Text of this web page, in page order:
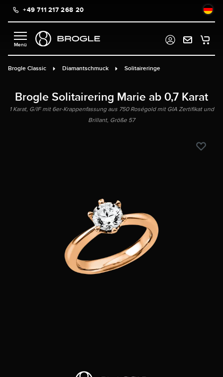
springen
+49 711 217 268 20
Brogle Classic Diamantschmuck Solitaireringe
Brogle Solitairering Marie ab 0,7 Karat
1 Karat, G/IF mit 6er-Krappenfassung aus 750 Roségold mit GIA Zertifikat und
Brillant, Größe 57